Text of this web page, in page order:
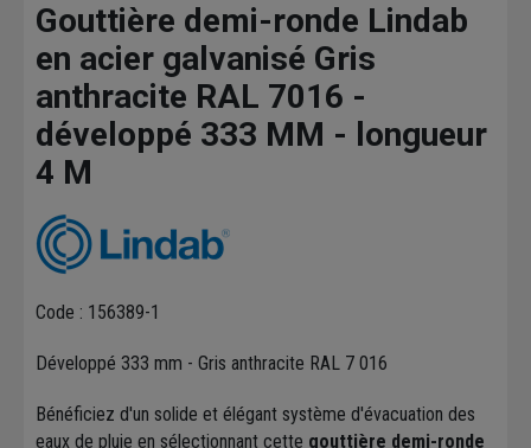
Gouttière demi-ronde Lindab
en acier galvanisé Gris
anthracite RAL 7016 -
développé 333 MM - longueur
4 M
Code : 156389-1
Développé 333 mm - Gris anthracite RAL 7 016
Bénéficiez d'un solide et élégant système d'évacuation des
eaux de pluie en sélectionnant cette gouttière demi-ronde